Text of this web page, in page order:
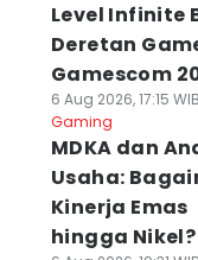
Level Infinite
Deretan
Gamescom
6 Aug 2026, 17:15 WIB
Gaming
MDKA dan
Usaha:
Kinerja Emas
hingga Nikel?